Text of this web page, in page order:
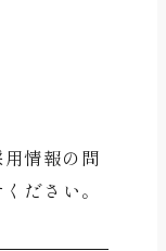
情報の問
ださい。